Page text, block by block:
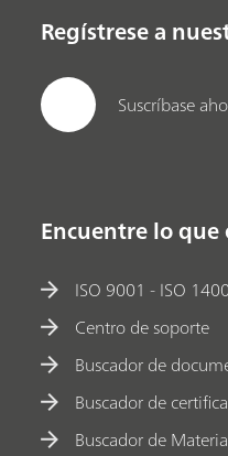
Regístrese a
Suscríbase
Encuentre lo
ISO 9001 - ISO
Centro de soporte
Buscador de
Buscador de
Buscador de